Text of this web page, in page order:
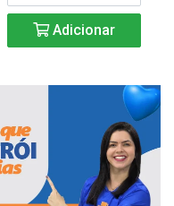
Adicionar